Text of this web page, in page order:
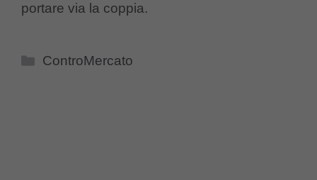
portare via la coppia.
Categorie
ControMercato